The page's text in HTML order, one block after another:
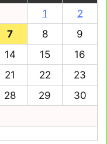
1
2
7 8
9
14 15
16
21 22
23
28 29
30